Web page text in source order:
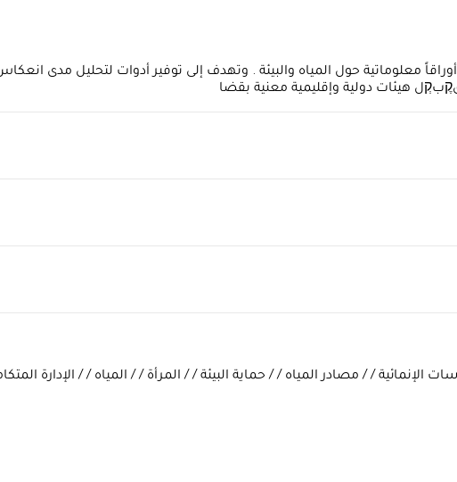
معلوماتية حول المياه والبيئة . وتهدف إلى توفير أدوات لتحليل مدى
هيئات دولية وإقليمية معنية بقضا
الإنمائية / / مصادر المياه / / حماية البيئة / / المرأة / / المياه / / الإدارة